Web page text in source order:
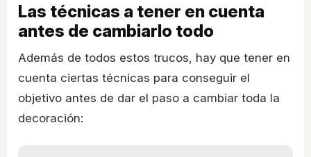
Las técnicas a tener en cuenta
antes de cambiarlo todo
Además de todos estos trucos, hay que tener en
cuenta ciertas técnicas para conseguir el
objetivo antes de dar el paso a cambiar toda la
decoración: